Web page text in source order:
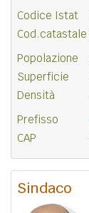
Codice Istat
Cod.catastale
Popolazione
Superficie
Densità
Prefisso
CAP
Sindaco